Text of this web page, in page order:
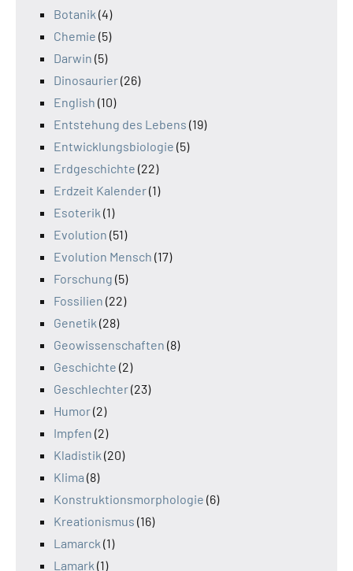
Botanik (4)
Chemie (5)
Darwin (5)
Dinosaurier(26)
English (10)
Entstehung des Lebens (19)
Entwicklungsbiologie (5)
Erdgeschichte (22)
Erdzeit Kalender(1)
Esoterik (1)
Evolution (51)
Evolution Mensch (17)
Forschung (5)
Fossilien (22)
Genetik (28)
Geowissenschaften (8)
Geschichte (2)
Geschlechter(23)
Humor(2)
Impfen (2)
Kladistik (20)
Klima (8)
Konstruktionsmorphologie (6)
Kreationismus (16)
Lamarck (1)
Lamark (1)